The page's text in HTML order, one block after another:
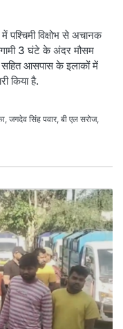
विक्षोभ से अचानक
3 घंटे के अंदर मौसम
सहित आसपास के इलाकों में
किया है.
जगदेव सिंह पवार, बी एल सरोज,